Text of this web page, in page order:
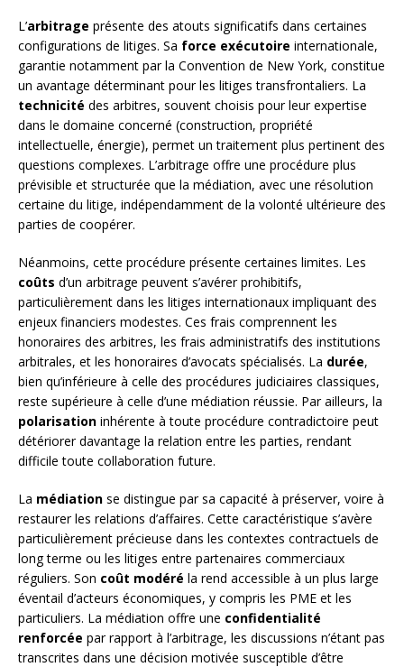
L’arbitrage présente des atouts significatifs dans certaines
configurations de litiges. Sa force exécutoire internationale,
garantie notamment par la Convention de New York, constitue
un avantage déterminant pour les litiges transfrontaliers. La
technicité des arbitres, souvent choisis pour leur expertise
dans le domaine concerné (construction, propriété
intellectuelle, énergie), permet un traitement plus pertinent des
questions complexes. L’arbitrage offre une procédure plus
prévisible et structurée que la médiation, avec une résolution
certaine du litige, indépendamment de la volonté ultérieure des
parties de coopérer.
Néanmoins, cette procédure présente certaines limites. Les
coûts d’un arbitrage peuvent s’avérer prohibitifs,
particulièrement dans les litiges internationaux impliquant des
enjeux financiers modestes. Ces frais comprennent les
honoraires des arbitres, les frais administratifs des institutions
arbitrales, et les honoraires d’avocats spécialisés. La durée,
bien qu’inférieure à celle des procédures judiciaires classiques,
reste supérieure à celle d’une médiation réussie. Par ailleurs, la
polarisation inhérente à toute procédure contradictoire peut
détériorer davantage la relation entre les parties, rendant
difficile toute collaboration future.
La médiation se distingue par sa capacité à préserver, voire à
restaurer les relations d’affaires. Cette caractéristique s’avère
particulièrement précieuse dans les contextes contractuels de
long terme ou les litiges entre partenaires commerciaux
réguliers. Son coût modéré la rend accessible à un plus large
éventail d’acteurs économiques, y compris les PME et les
particuliers. La médiation offre une confidentialité
renforcée par rapport à l’arbitrage, les discussions n’étant pas
transcrites dans une décision motivée susceptible d’être